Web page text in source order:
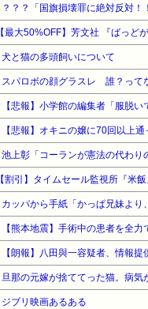
？？？「国旗損壊罪に絶対反対
【最大50%OFF】芳文社 『ばっど
犬と猫の多頭飼いについて
スパロボの顔グラスレ 誰？って
【悲報】小学館の編集者「服脱
【悲報】オキニの嬢に70回以上
池上彰「コーランが憲法の代わり
【割引】タイムセール監視所『米飯
カッパから手紙「かっぱ兄妹より
【熊本地震】手術中の患者を全
【朗報】八田與一容疑者、情報
ジブリ映画あるある